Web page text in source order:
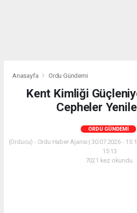
Anasayfa Ordu Gündemi
Kent Kimliği
Cepheler
ORDU GÜNDEMI
(Orducu) - Ordu Haber Ajansı | 30.07.2026 -
15:13
7021 kez okundu.